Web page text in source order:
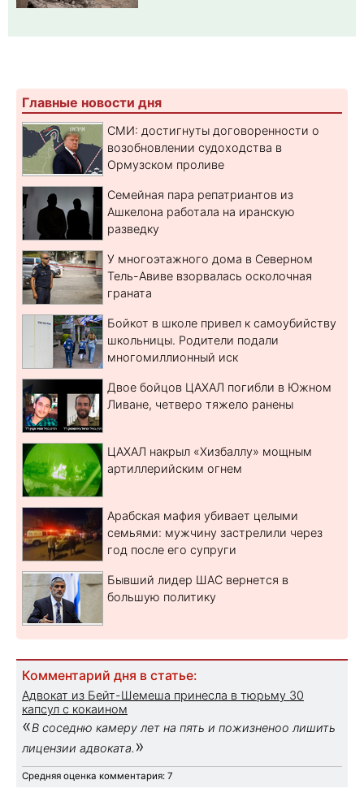
Главные новости дня
СМИ: достигнуты договоренности о
возобновлении судоходства в
Ормузском проливе
Семейная пара репатриантов из
Ашкелона работала на иранскую
разведку
У многоэтажного дома в Северном
Тель-Авиве взорвалась осколочная
граната
Бойкот в школе привел к самоубийству
школьницы. Родители подали
многомиллионный иск
Двое бойцов ЦАХАЛ погибли в Южном
Ливане, четверо тяжело ранены
ЦАХАЛ накрыл «Хизбаллу» мощным
артиллерийским огнем
Арабская мафия убивает целыми
семьями: мужчину застрелили через
год после его супруги
Бывший лидер ШАС вернется в
большую политику
Комментарий дня в статье:
Адвокат из Бейт-Шемеша принесла в тюрьму 30
капсул с кокаином
«В соседню камеру лет на пять и пожизненоо лишить
лицензии адвоката. »
Средняя оценка комментария: 7